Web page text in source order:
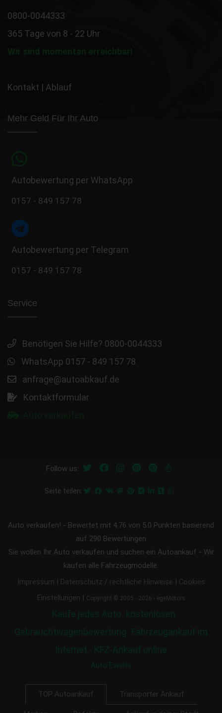
0800-0044333
365 Tage von 8 - 22 Uhr
Wir sind momentan erreichbar!
Kontakt | Ablauf
Mehr Geld Für Ihr Auto
Autobewertung per WhatsApp
0157 - 849 157 78
Autobewertung per Telegram
0157 - 849 157 78
Service
Benötigen Sie Hilfe? 0800-0044333
WhatsApp 0157 - 849 157 78
anfrage@autoabkauf.de
Kontaktformular
Follow us:
Seite teilen:
Auto verkaufen! - Bewertet mit 4.76 von 5.0 Punkten basierend
auf 290 Bewertungen
Sie wollen Ihr Auto verkaufen und suchen ein Autoankauf - Wir
kaufen alle Fahrzeugmodelle.
Impressum | Datenschutz / rechtliche Hinweise | Cookies
Einstellungen | Copyright © 2005 - 2026 - egeMotors
Kaufe jedes Auto kostenlosen
Gebrauchtwagenbewertung Fahrzeugankauf im
Internet - KFZ-Ankauf online
Auto Events
TOP Autoankauf Transporter Ankauf